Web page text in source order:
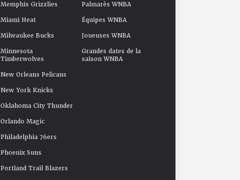
Memphis Grizzlies
Miami Heat
Milwaukee Bucks
Minnesota
Timberwolves
New Orleans Pelicans
New York Knicks
Oklahoma City Thunder
Orlando Magic
Philadelphia 76ers
Phoenix Suns
Portland Trail Blazers
Palmarès WNBA
Équipes WNBA
Joueuses WNBA
Grandes dates de la
saison WNBA